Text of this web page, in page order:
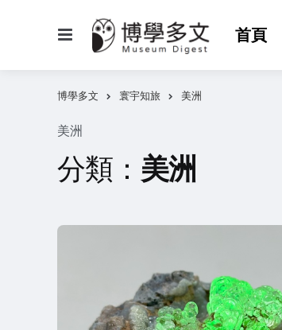
首頁
博學多文 寰宇知旅 美洲
分類： 美洲
美洲